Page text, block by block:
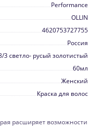
Performance
OLLIN
4620753727755
Россия
3 светло- русый золотистый
60мл
Женский
Краска для волос
расширяет возможности